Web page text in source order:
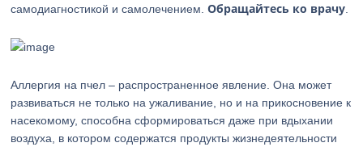
самодиагностикой и самолечением.Обращайтесь ко врачу
Аллергия на пчел – распространенное явление. Она может
развиваться не только на ужаливание, но и на прикосновение к
насекомому, способна сформироваться даже при вдыхании
воздуха, в котором содержатся продукты жизнедеятельности